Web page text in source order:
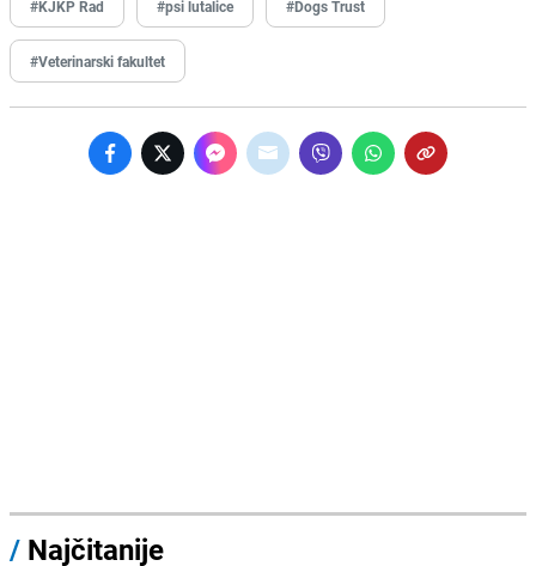
#KJKP Rad #psi lutalice #Dogs Trust
#Veterinarski fakultet
/ Najčitanije